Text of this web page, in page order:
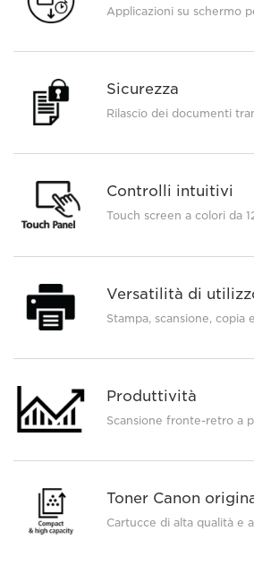
Applicazioni su schermo
Sicurezza
Rilascio dei documenti
Controlli intuitivi
Touch screen a colori da
Versatilità di
Stampa, scansione, copia
Produttività
Scansione fronte-retro a
Toner Canon
Cartucce di alta qualità e